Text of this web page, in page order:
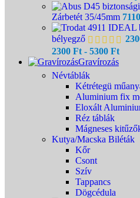
Zárbetét 35/45mm 7110
bélyegző
2300 Ft - 5300 Ft
Gravírozás
Névtáblák
Kétrétegü
Aluminium fix
Eloxált
Réz táblák
Mágneses
Kutya/Macska Biléták
Kőr
Csont
Szív
Tappancs
Dögcédula